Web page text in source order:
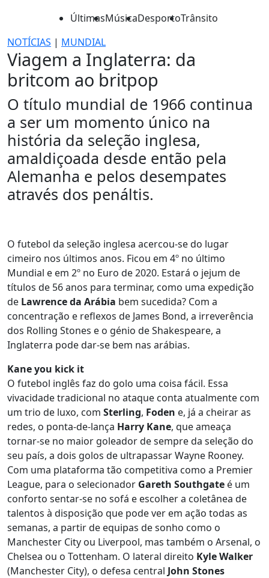
ÚltimasMúsicaDesportoTrânsito
NOTÍCIAS | MUNDIAL
Viagem a Inglaterra: da
britcom ao britpop
O título mundial de 1966 continua
a ser um momento único na
história da seleção inglesa,
amaldiçoada desde então pela
Alemanha e pelos desempates
através dos penáltis.
O futebol da seleção inglesa acercou-se do lugar
cimeiro nos últimos anos. Ficou em 4º no último
Mundial e em 2º no Euro de 2020. Estará o jejum de
títulos de 56 anos para terminar, como uma expedição
de Lawrence da Arábia bem sucedida? Com a
concentração e reflexos de James Bond, a irreverência
dos Rolling Stones e o génio de Shakespeare, a
Inglaterra pode dar-se bem nas arábias.
Kane you kick it
O futebol inglês faz do golo uma coisa fácil. Essa
vivacidade tradicional no ataque conta atualmente com
um trio de luxo, com Sterling, Foden e, já a cheirar as
redes, o ponta-de-lança Harry Kane, que ameaça
tornar-se no maior goleador de sempre da seleção do
seu país, a dois golos de ultrapassar Wayne Rooney.
Com uma plataforma tão competitiva como a Premier
League, para o selecionador Gareth Southgate é um
conforto sentar-se no sofá e escolher a coletânea de
talentos à disposição que pode ver em ação todas as
semanas, a partir de equipas de sonho como o
Manchester City ou Liverpool, mas também o Arsenal, o
Chelsea ou o Tottenham. O lateral direito Kyle Walker
(Manchester City), o defesa central John Stones